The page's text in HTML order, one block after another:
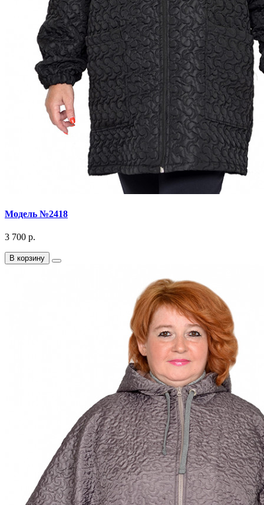
Модель №2418
3 700 р.
В корзину